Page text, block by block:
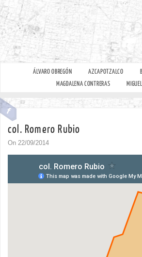
ÁLVARO OBREGÓN AZCAPOTZALCO
MAGDALENA CONTRERAS
col. Romero Rubio
On 22/09/2014